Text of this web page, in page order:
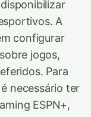
A
configurar
jogos,
Para
necessário ter
ESPN+,